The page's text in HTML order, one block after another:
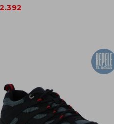
2.392